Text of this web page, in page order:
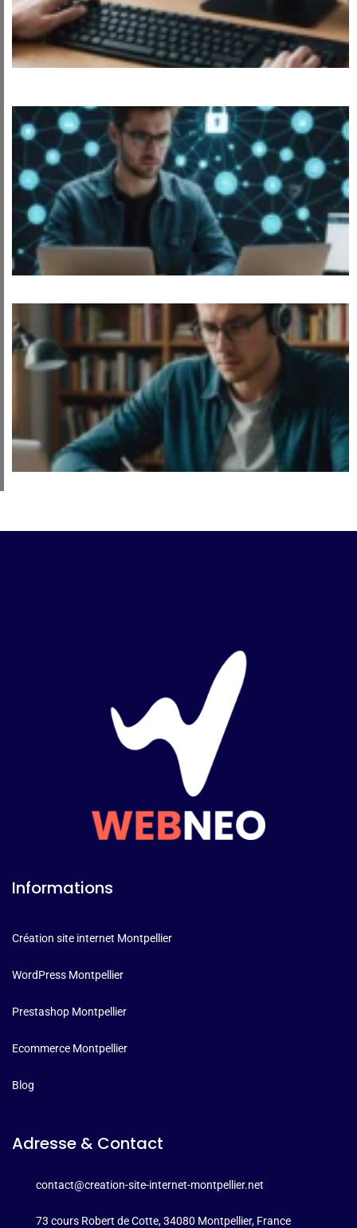
Informations
Création site internet Montpellier
WordPress Montpellier
Prestashop Montpellier
Ecommerce Montpellier
Blog
Adresse & Contact
contact@creation-site-internet-montpellier.net
73 cours Robert de Cotte, 34080 Montpellier, France